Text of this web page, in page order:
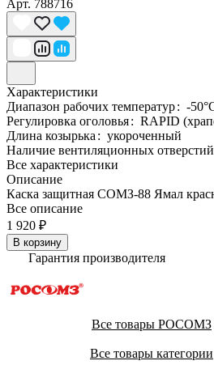
Арт. 788716
Характеристики
Диапазон рабочих температур: -
Регулировка оголовья: RAPID
Длина козырька: укороченный
Наличие вентиляционных
Все характеристики
Описание
Каска защитная СОМЗ-88 Ямал
Все описание
1 920 ₽
В корзину
Гарантия производителя
Все товары РОСОМЗ
Все товары категории